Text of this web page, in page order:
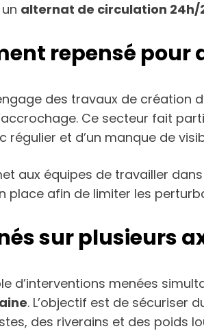
alternat de circulation 24h/
repensé pour
des travaux de création
Ce secteur fait
régulier et d’un manque de
aux équipes de travailler
place afin de limiter les
sur plusieurs
d’interventions menées
. L’objectif est de sécuriser
des riverains et des poids